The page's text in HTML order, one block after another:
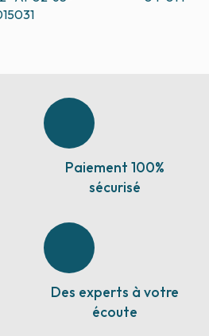
031
Paiement 100%
sécurisé
Des experts à votre
écoute